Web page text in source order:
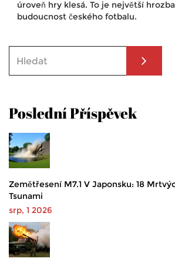
úroveň hry klesá. To je největší
budoucnost českého fotbalu.
Poslední Příspěvek
Zemětřesení M7.1 V Japonsku: 18
Tsunami
srp, 1 2026